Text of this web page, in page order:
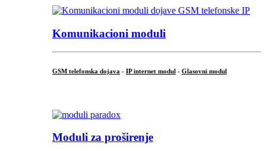
Komunikacioni moduli
GSM telefonska dojava - IP internet modul - Glasovni modul
Moduli za proširenje